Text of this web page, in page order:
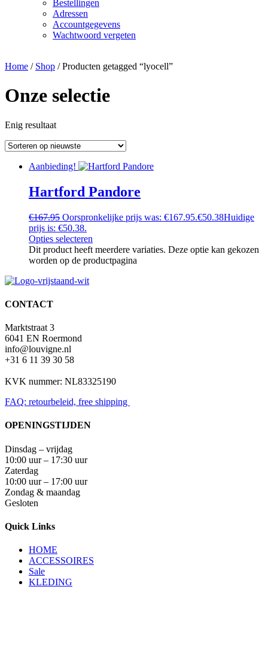
Bestellingen
Adressen
Accountgegevens
Wachtwoord vergeten
Home / Shop / Producten getagged “lyocell”
Onze selectie
Enig resultaat
Aanbieding!
Hartford Pandore
€167.95 Oorspronkelijke prijs was: €167.95.€50.38Huidige
prijs is: €50.38.
Opties selecteren
Dit product heeft meerdere variaties. Deze optie kan gekozen
worden op de productpagina
CONTACT
Marktstraat 3
6041 EN Roermond
info@louvigne.nl
+31 6 11 39 30 58
KVK nummer: NL83325190
FAQ: retourbeleid, free shipping
OPENINGSTIJDEN
Dinsdag – vrijdag
10:00 uur – 17:30 uur
Zaterdag
10:00 uur – 17:00 uur
Zondag & maandag
Gesloten
Quick Links
HOME
ACCESSOIRES
Sale
KLEDING